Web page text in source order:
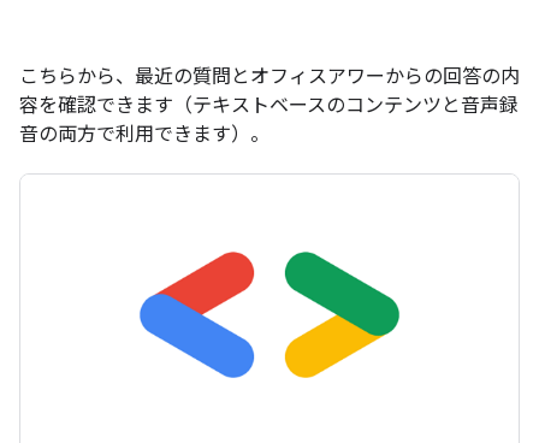
こちらから、最近の質問とオフィスアワーからの回答の内
容を確認できます（テキストベースのコンテンツと音声録
音の両方で利用できます）。